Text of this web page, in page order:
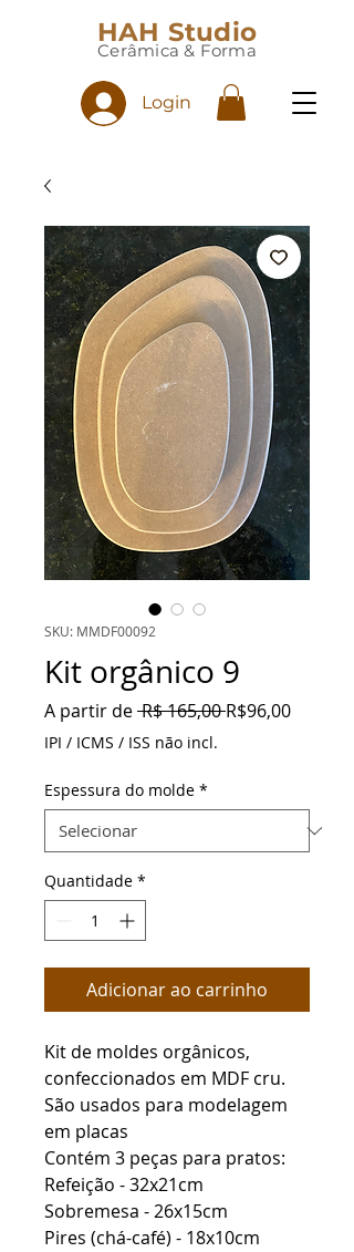
HAH Studio
Cerâmica & Forma
Login
SKU: MMDF00092
Kit orgânico 9
A partir de R$ 165,00 Preço
R$96,00Preço
IPI / ICMS / ISS não incl.
Espessura do molde *
Quantidade *
Adicionar ao carrinho
Kit de moldes orgânicos,
confeccionados em MDF cru.
São usados para modelagem
em placas
Contém 3 peças para pratos:
Refeição - 32x21cm
Sobremesa - 26x15cm
Pires (chá-café) - 18x10cm